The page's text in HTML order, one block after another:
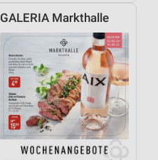
GALERIA Markthalle